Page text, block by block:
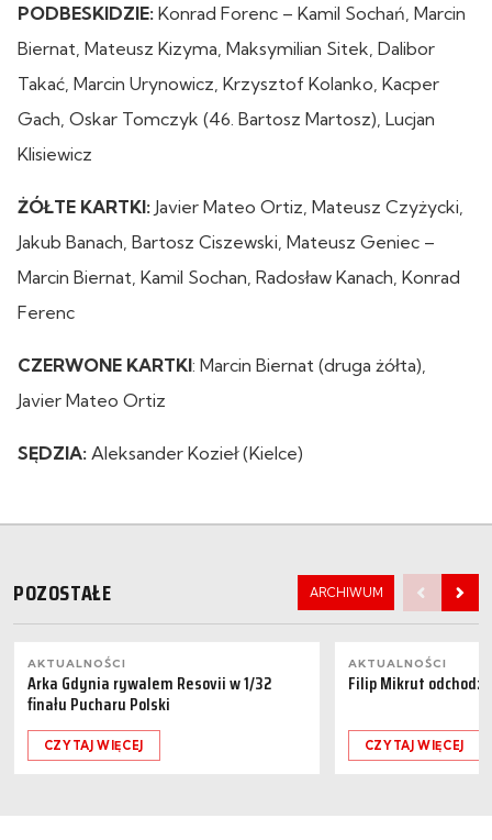
PODBESKIDZIE: Konrad Forenc – Kamil Sochań, Marcin
Biernat, Mateusz Kizyma, Maksymilian Sitek, Dalibor
Takać, Marcin Urynowicz, Krzysztof Kolanko, Kacper
Gach, Oskar Tomczyk (46. Bartosz Martosz), Lucjan
Klisiewicz
ŻÓŁTE KARTKI: Javier Mateo Ortiz, Mateusz Czyżycki,
Jakub Banach, Bartosz Ciszewski, Mateusz Geniec –
Marcin Biernat, Kamil Sochan, Radosław Kanach, Konrad
Ferenc
CZERWONE KARTKI: Marcin Biernat (druga żółta),
Javier Mateo Ortiz
SĘDZIA: Aleksander Kozieł (Kielce)
POZOSTAŁE ARCHIWUM
AKTUALNOŚCI
Arka Gdynia rywalem Resovii w 1/32
finału Pucharu Polski
CZYTAJ WIĘCEJ
AKTUALNOŚCI
Filip Mikrut
CZYTAJ WIĘCEJ